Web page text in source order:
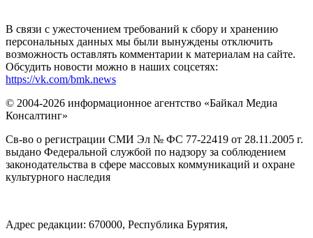
В связи с ужесточением требований к сбору и хранению
персональных данных мы были вынуждены отключить
возможность оставлять комментарии к материалам на сайте.
Обсудить новости можно в наших соцсетях:
https://vk.com/bmk.news
© 2004-2026 информационное агентство «Байкал Медиа
Консалтинг»
Св-во о регистрации СМИ Эл № ФС 77-22419 от 28.11.2005 г.
выдано Федеральной службой по надзору за соблюдением
законодательства в сфере массовых коммуникаций и охране
культурного наследия
Адрес редакции: 670000, Республика Бурятия,